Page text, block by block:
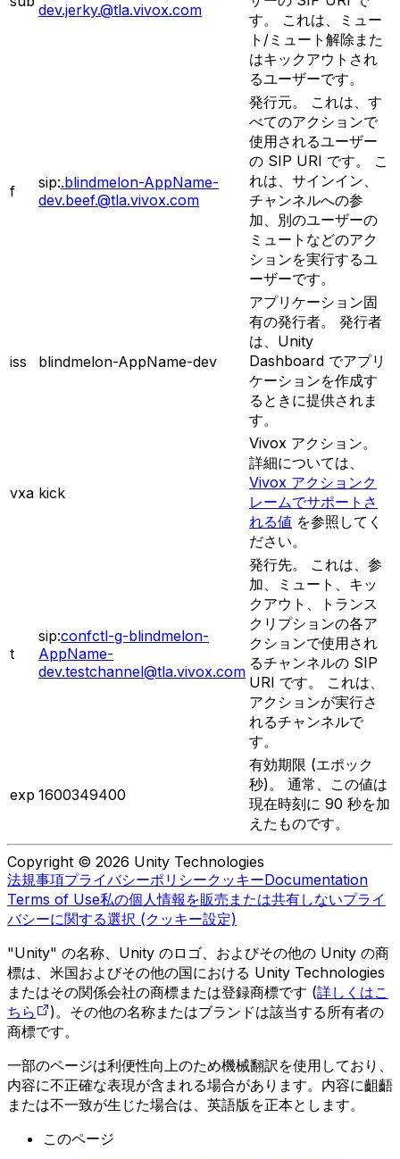
dev.jerky.@tla.vivox.com
す。 これは、ミュー
ト/ミュート解除また
はキックアウトされ
るユーザーです。
f sip:.blindmelon-AppName-
dev.beef.@tla.vivox.com
発行元。 これは、す
べてのアクションで
使用されるユーザー
の SIP URI です。 こ
れは、サインイン、
チャンネルへの参
加、別のユーザーの
ミュートなどのアク
ションを実行するユ
ーザーです。
iss blindmelon-AppName-dev
アプリケーション固
有の発行者。 発行者
は、Unity
Dashboard でアプリ
ケーションを作成す
るときに提供されま
す。
vxa kick
Vivox アクション。
詳細については、
Vivox アクションク
レームでサポートさ
れる値 を参照してく
ださい。
t
sip:confctl-g-blindmelon-
AppName-
dev.testchannel@tla.vivox.com
発行先。 これは、参
加、ミュート、キッ
クアウト、トランス
クリプションの各ア
クションで使用され
るチャンネルの SIP
URI です。 これは、
アクションが実行さ
れるチャンネルで
す。
exp 1600349400
有効期限 (エポック
秒)。 通常、この値は
現在時刻に 90 秒を加
えたものです。
Copyright © 2026 Unity Technologies
法規事項プライバシーポリシークッキーDocumentation
Terms of Use私の個人情報を販売または共有しないプライ
バシーに関する選択 (クッキー設定)
"Unity" の名称、Unity のロゴ、およびその他の Unity の商
標は、米国およびその他の国における Unity Technologies
またはその関係会社の商標または登録商標です (詳しくはこ
ちら
)。その他の名称またはブランドは該当する所有者の
商標です。
一部のページは利便性向上のため機械翻訳を使用しており、
内容に不正確な表現が含まれる場合があります。内容に齟齬
または不一致が生じた場合は、英語版を正本とします。
このページ